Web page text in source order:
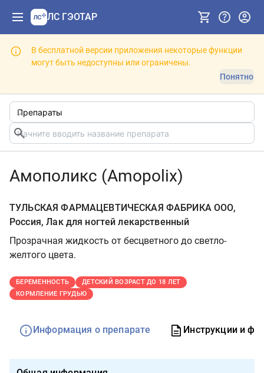
ЛС ГЭОТАР
В бесплатной версии приложения некоторые функции
могут быть недоступны или ограничены.
Понятно
Амополикс (Amopolix)
ТУЛЬСКАЯ ФАРМАЦЕВТИЧЕСКАЯ ФАБРИКА ООО,
Россия, Лак для ногтей лекарственный
Прозрачная жидкость от бесцветного до светло-
желтого цвета.
БЕРЕМЕННОСТЬ
ДЕТСКИЙ ВОЗРАСТ ДО 18 ЛЕТ
КОРМЛЕНИЕ ГРУДЬЮ
Информация о препарате Инструкции и